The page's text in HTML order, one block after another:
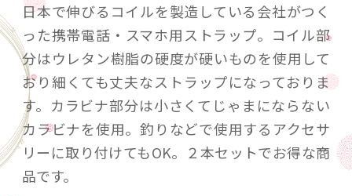
日本で伸びるコイルを製造している会社がつく
った携帯電話・スマホ用ストラップ。コイル部
分はウレタン樹脂の硬度が硬いものを使用して
おり細くても丈夫なストラップになっておりま
す。カラビナ部分は小さくてじゃまにならない
カラビナを使用。釣りなどで使用するアクセサ
リーに取り付けてもOK。２本セットでお得な商
品です。